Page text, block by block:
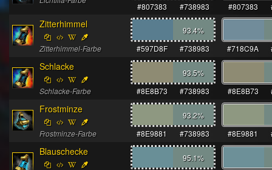
#807383
#738983 #807383
Zitterhimmel
Zitterhimmel-Farbe
93.4%
#597D8F
#738983 #718C9A
Schlacke
Schlacke-Farbe
93.5%
#8E8B73
#738983 #8E8B73
Frostminze
Frostminze-Farbe
93.2%
#8E9881
#738983 #8E9881
Blauschecke
95.1%